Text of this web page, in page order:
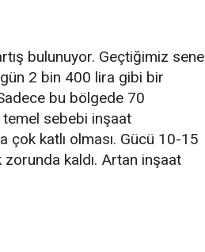
bulunuyor. Geçtiğimiz sene
2 bin 400 lira gibi bir
bu bölgede 70
temel sebebi inşaat
çok katlı olması. Gücü 10-15
kaldı. Artan inşaat